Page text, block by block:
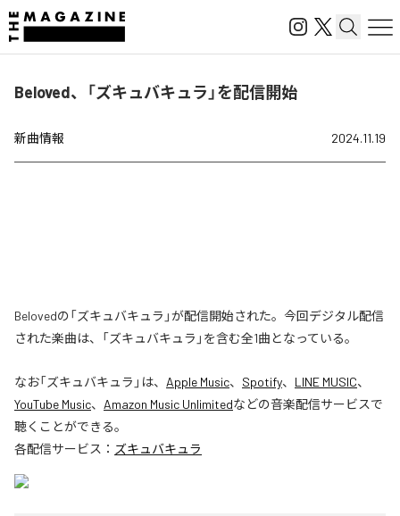
Beloved、「ズキュバキュラ」を配信開始
新曲情報 2024.11.19
Belovedの「ズキュバキュラ」が配信開始された。今回デジタル配信
された楽曲は、「ズキュバキュラ」を含む全1曲となっている。
なお「ズキュバキュラ 」は、 Apple Music、 Spotify、 LINE MUSIC、
YouTube Music、 Amazon Music Unlimitedなどの音楽配信サービスで
聴くことができる。
各配信サービス： ズキュバキュラ